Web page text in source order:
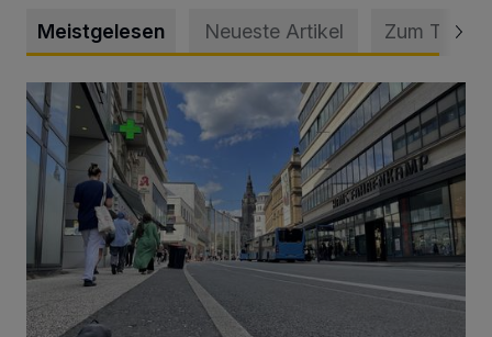
Meistgelesen Neueste Artikel Zum Thema
Ein Unzustand und Skandal